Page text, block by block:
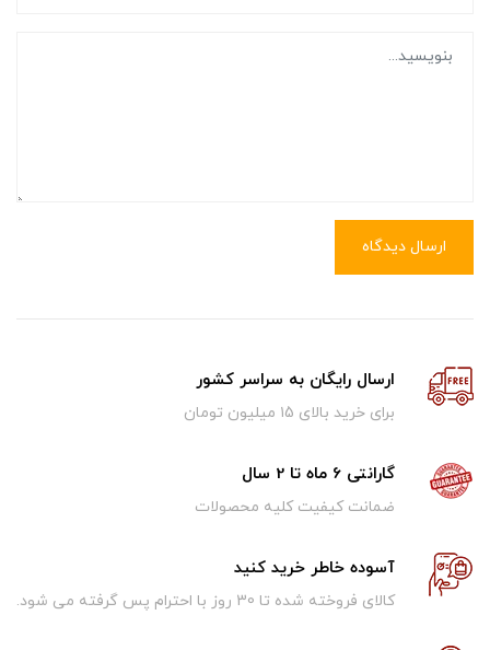
ارسال دیدگاه
ارسال رایگان به سراسر کشور
برای خرید بالای ۱5 میلیون تومان
گارانتی 6 ماه تا 2 سال
ضمانت کیفیت کلیه محصولات
آسوده خاطر خرید کنید
کالای فروخته شده تا 30 روز با احترام پس گرفته می شود.